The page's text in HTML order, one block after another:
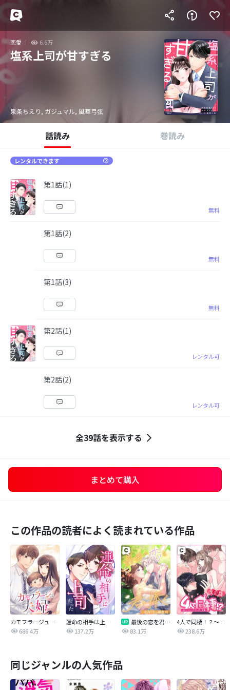
恋愛 6.6万
塩系上司が甘すぎる
泉条ちえり, ガジュマル, 風華弓弦
話読み 巻読み
レンタルできます
第1話(1)
無料
第1話(2)
無料
第1話(3)
無料
第2話(1)
レンタル可
第2話(2)
レンタル可
全39話を表示する
まとめて購入
この作品の読者によく読まれている作品
カモフラージュ夫婦
686.4万
運命の相手は上司だった
137.2万
最後の恋を君に捧ぐ～余命1年の御曹司～
83.1万
4人で同棲！？～逆ハーレムハウスへようこそ♥～【改訂版】
238.6万
同じジャンルの人気作品